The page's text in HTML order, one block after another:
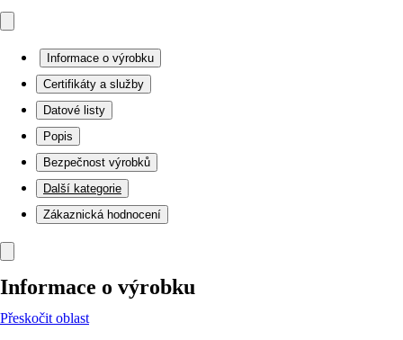
Informace o výrobku
Certifikáty a služby
Datové listy
Popis
Bezpečnost výrobků
Další kategorie
Zákaznická hodnocení
Informace o výrobku
Přeskočit oblast